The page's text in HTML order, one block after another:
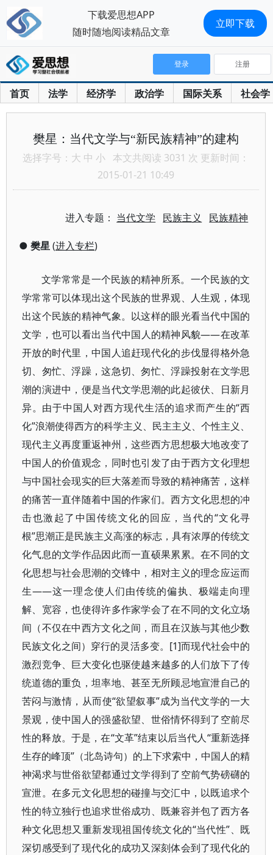
首页 法学 经济学 政治学 国际关系 社会学
登录 注册
樊星：当代文学与“新民族精神”的建构
选择字号： 大 中 小 本文共阅读 3031 次 更新时间：
2015-01-21 10:49
进入专题： 当代文学 民族主义 民族精神
● 樊星(进入专栏)
文学常常是一个民族的精神所系。一个民族的文
学常常可以体现出这个民族的世界观、人生观，体现
出这个民族的精神气象。以这样的眼光看当代中国的
文学，也可以看出当代中国人的精神风貌——在改革
开放的时代里，中国人追赶现代化的步伐显得格外急
切、匆忙、浮躁，这急切、匆忙、浮躁投射在文学思
潮的演进中，便是当代文学思潮的此起彼伏、日新月
异。由于中国人对西方现代生活的追求而产生的“西
化”浪潮使得西方的科学主义、民主主义、个性主义、
现代主义再度重返神州，这些西方思想极大地改变了
中国人的价值观念，同时也引发了由于西方文化理想
与中国社会现实的巨大落差而导致的精神痛苦，这样
的痛苦一直伴随着中国的作家们。西方文化思想的冲
击也激起了中国传统文化的回应，当代的“文化寻
根”思潮正是民族主义高涨的标志，具有浓厚的传统文
化气息的文学作品因此而一直硕果累累。在不同的文
化思想与社会思潮的交锋中，相对主义的理念应运而
生——这一理念使人们由传统的偏执、极端走向理
解、宽容，也使得许多作家学会了在不同的文化立场
间（不仅在中西方文化之间，而且在汉族与其他少数
民族文化之间）穿行的灵活多变。[1]而现代社会中的
激烈竞争、巨大变化也驱使越来越多的人们放下了传
统道德的重负，坦率地、甚至无所顾忌地宣泄自己的
苦闷与激情，从而使“欲望叙事”成为当代文学的一大
景观，使中国人的强盛欲望、世俗情怀得到了空前尽
性的释放。于是，在“文革”结束以后当代人“重新选择
生存的峰顶”（北岛诗句）的上下求索中，中国人的精
神渴求与世俗欲望都通过文学得到了空前气势磅礴的
宣泄。在多元文化思想的碰撞与交汇中，以既追求个
性的特立独行也追求世俗成功、既兼容并包了西方各
种文化思想又重新发现祖国传统文化的“当代性”、既
深切感受到了现代化的成功又深刻体会到了现代化的
下载爱思想APP
随时随地阅读精品文章
立即下载